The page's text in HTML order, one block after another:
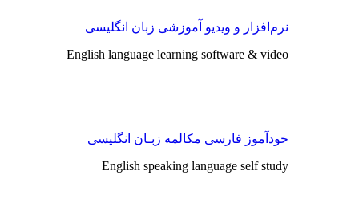
نرم‌افزار و ویدیو آموزشی زبان انگلیسی
English language learning software & video
خودآموز فارسی مکالمه زبـان انگلیسی
English speaking language self study